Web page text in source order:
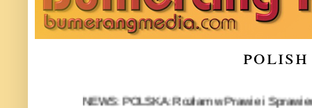
NEWS: POLSKA: Rozłam w Prawie i